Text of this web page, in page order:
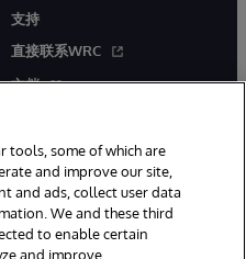
支持
直接联系WRC
文档
tools, some of which are
and improve our site,
and ads, collect user data
We and these third
to enable certain
and improve